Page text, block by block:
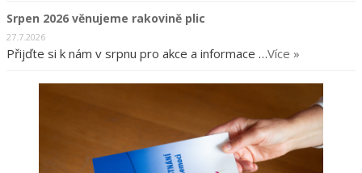
Srpen 2026 věnujeme rakovině plic
27.7.2026
Přijďte si k nám v srpnu pro akce a informace …Více »